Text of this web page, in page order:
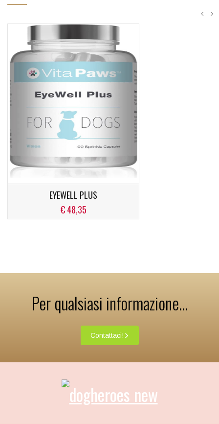
EYEWELL PLUS
€ 48,35
Per qualsiasi informazione...
Contattaci!